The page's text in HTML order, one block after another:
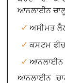
ਆਨਲਾਈਨ
ਅਸੀਮਤ
ਕਸਟਮ
ਆਨਲਾਈਨ
ਆਨਲਾਈਨ